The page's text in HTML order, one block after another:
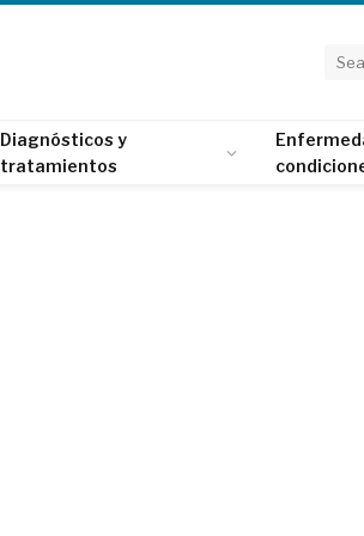
Diagnósticos y
tratamientos